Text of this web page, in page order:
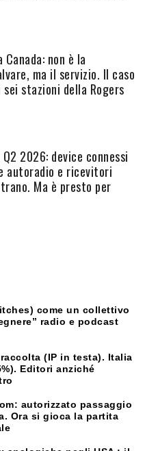
non è la
ma il servizio. Il caso
stazioni della Rogers
2026: device connessi
autoradio e ricevitori
Ma è presto per
come un collettivo
radio e podcast
raccolta (IP in testa). Italia
Editori anziché
autorizzato passaggio
Ora si gioca la partita